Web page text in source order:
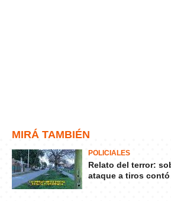
MIRÁ TAMBIÉN
POLICIALES
Relato del terror:
ataque a tiros